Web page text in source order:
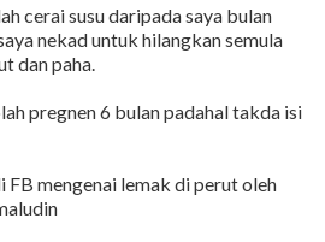
cerai susu daripada saya bulan
nekad untuk hilangkan semula
dan paha.
pregnen 6 bulan padahal takda isi
FB mengenai lemak di perut oleh